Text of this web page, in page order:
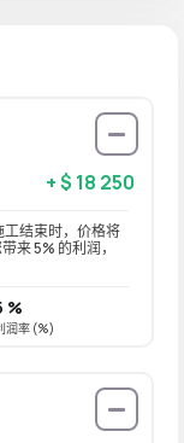
+ $ 18 250
结束时，价格将
来 5% 的利润，
%
润率 (%)